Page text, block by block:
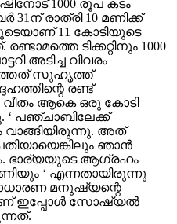
1000 രൂപ കടം
രാത്രി 10 മണിക്ക്
11 കോടിയുടെ
ടിക്കറ്റിനും 1000
അടിച്ച വിവരം
സുഹൃത്ത്
രണ്ട്
വീതം ആകെ ഒരു കോടി
പഞ്ചാബിലേക്ക്
വാങ്ങിയിരുന്നു. അത്
ഞാന്‍
ഭാര്യയുടെ ആഗ്രഹം
‘ എന്നതായിരുന്നു
മനുഷ്യന്റെ
ഇപ്പോള്‍ സോഷ്യല്‍